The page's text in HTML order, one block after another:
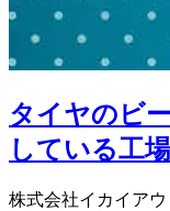
タイヤのビ
している工
株式会社イカイア